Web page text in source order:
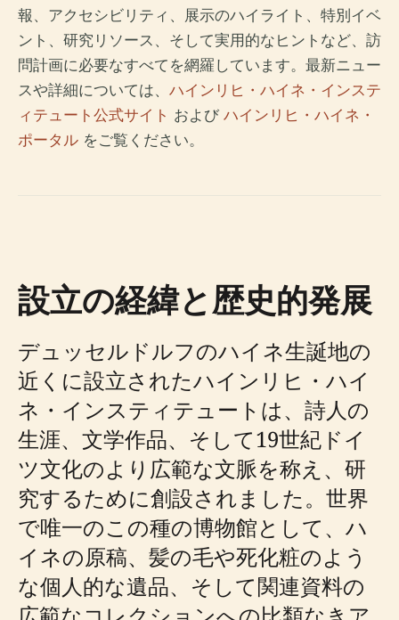
報、アクセシビリティ、展示のハイライト、特別イベ
ント、研究リソース、そして実用的なヒントなど、訪
問計画に必要なすべてを網羅しています。最新ニュー
スや詳細については、 ハインリヒ・ハイネ・インステ
ィテュート公式サイト および ハインリヒ・ハイネ・
ポータル をご覧ください。
設立の経緯と歴史的発展
デュッセルドルフのハイネ生誕地の
近くに設立されたハインリヒ・ハイ
ネ・インスティテュートは、詩人の
生涯、文学作品、そして19世紀ドイ
ツ文化のより広範な文脈を称え、研
究するために創設されました。世界
で唯一のこの種の博物館として、ハ
イネの原稿、髪の毛や死化粧のよう
な個人的な遺品、そして関連資料の